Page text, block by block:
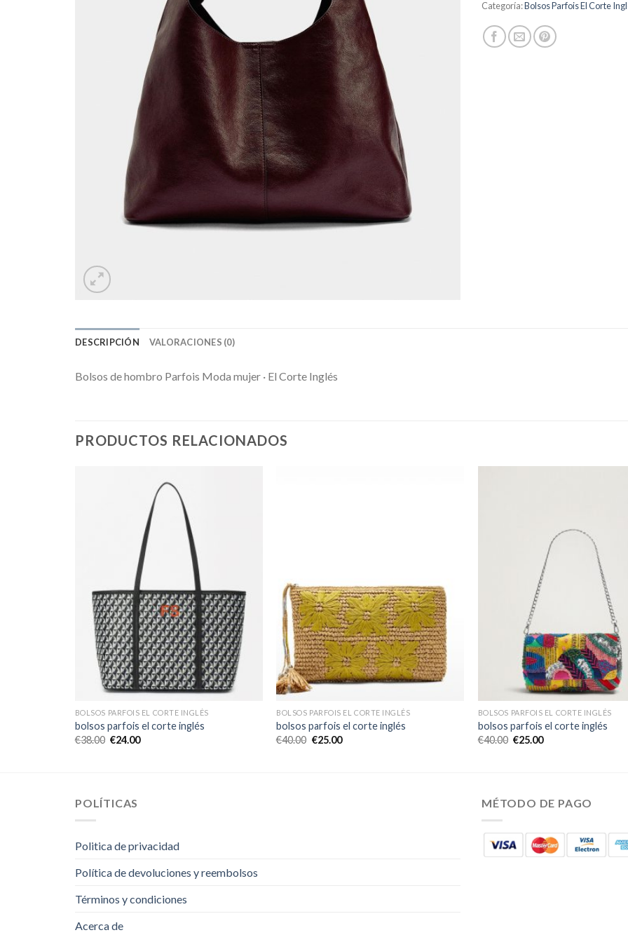
Categoría:Bolsos Parfois El Corte
DESCRIPCIÓN VALORACIONES (0)
Bolsos de hombro Parfois Moda mujer · El Corte Inglés
PRODUCTOS RELACIONADOS
BOLSOS PARFOIS EL CORTE INGLÉS
bolsos parfois el corte inglés
€38.00 €24.00
BOLSOS PARFOIS EL CORTE INGLÉS
bolsos parfois el corte inglés
€40.00 €25.00
BOLSOS PARFOIS EL CORTE INGLÉS
bolsos parfois el corte inglés
€40.00 €25.00
POLÍTICAS
Politica de privacidad
Política de devoluciones y reembolsos
Términos y condiciones
Acerca de
MÉTODO DE PAGO